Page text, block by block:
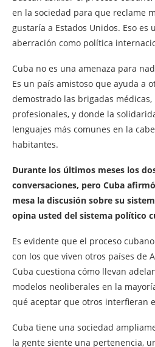
en la sociedad para que reclame
gustaría a Estados Unidos. Eso es
aberración como política
Cuba no es una amenaza para
Es un país amistoso que ayuda a
demostrado las brigadas
profesionales, y donde la
lenguajes más comunes en la
habitantes.
Durante los últimos meses los
conversaciones, pero Cuba
mesa la discusión sobre su
opina usted del sistema político
Es evidente que el proceso
con los que viven otros países de
Cuba cuestiona cómo llevan
modelos neoliberales en la
qué aceptar que otros interfieran
Cuba tiene una sociedad
la gente siente una pertenencia,